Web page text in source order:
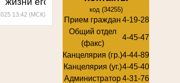
код (34255)
Прием граждан 4-19-28
Общий отдел
(факс)
4-45-47
Канцелярия (гр.)4-44-89
Канцелярия (уг.)4-45-40
Администратор4-31-76
13:42 (МСК)